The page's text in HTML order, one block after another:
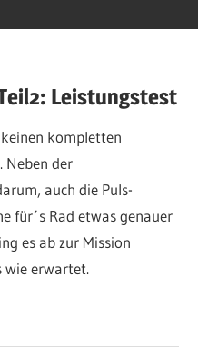
Leistungstest
kompletten
Neben der
auch die Puls-
für´s Rad etwas genauer
es ab zur Mission
wie erwartet.